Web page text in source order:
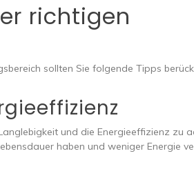
richtigen
sollten Sie folgende Tipps
und die Energieeffizienz zu
haben und weniger Energie